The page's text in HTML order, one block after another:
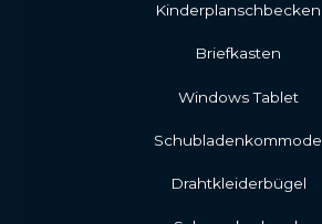
Kinderplanschbecken
Briefkasten
Windows Tablet
Schubladenkommode
Drahtkleiderbügel